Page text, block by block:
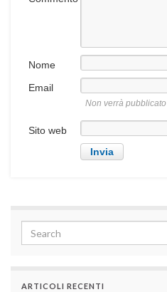
Nome
Email
Non verrà pubblicato
Sito web
ARTICOLI RECENTI